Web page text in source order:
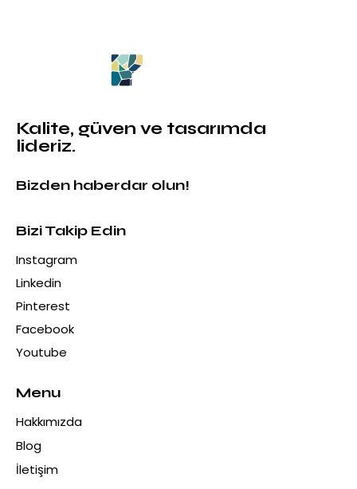
Kalite, güven ve tasarımda
lideriz.
Bizden haberdar olun!
Bizi Takip Edin
Instagram
Linkedin
Pinterest
Facebook
Youtube
Menu
Hakkımızda
Blog
İletişim